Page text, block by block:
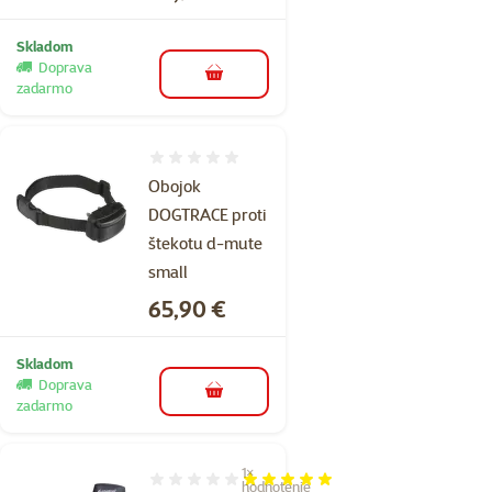
Skladom
Doprava
zadarmo
do košíka
Obojok
DOGTRACE proti
štekotu d-mute
small
Cena
65,90 €
Skladom
Doprava
zadarmo
do košíka
Hodnotenie 100%, počet hodnotení: 1
1×
hodnotenie